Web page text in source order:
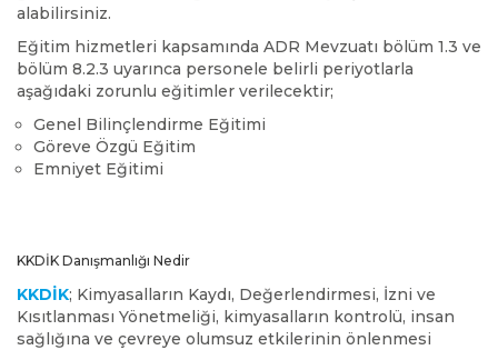
alabilirsiniz.
Eğitim hizmetleri kapsamında ADR Mevzuatı bölüm 1.3 ve
bölüm 8.2.3 uyarınca personele belirli periyotlarla
aşağıdaki zorunlu eğitimler verilecektir;
Genel Bilinçlendirme Eğitimi
Göreve Özgü Eğitim
Emniyet Eğitimi
KKDİK Danışmanlığı Nedir
KKDİK; Kimyasalların Kaydı, Değerlendirmesi, İzni ve
Kısıtlanması Yönetmeliği, kimyasalların kontrolü, insan
sağlığına ve çevreye olumsuz etkilerinin önlenmesi